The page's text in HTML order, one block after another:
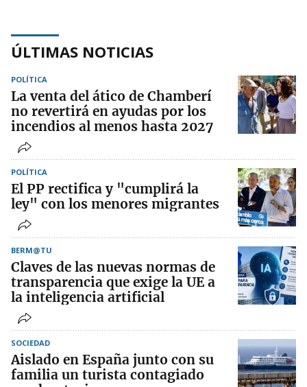
ÚLTIMAS NOTICIAS
POLÍTICA
La venta del ático de Chamberí
no revertirá en ayudas por los
incendios al menos hasta 2027
POLÍTICA
El PP rectifica y "cumplirá la
ley" con los menores migrantes
BERM@TU
Claves de las nuevas normas de
transparencia que exige la UE a
la inteligencia artificial
SOCIEDAD
Aislado en España junto con su
familia un turista contagiado